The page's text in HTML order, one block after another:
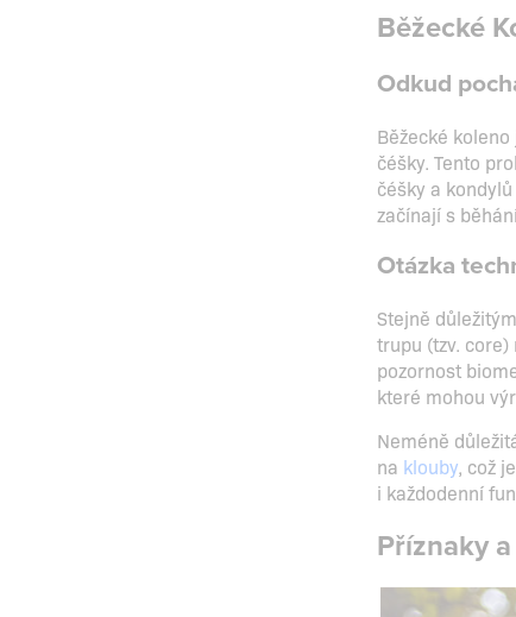
Běžecké
Odkud
Běžecké
čéšky. Tento
čéšky a
začínají s
Otázka
Stejně
trupu (tzv.
pozornost
které mohou
Neméně
na klouby, což
i každodenní
Příznaky